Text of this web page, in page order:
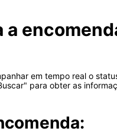
a
em tempo real o
para obter as